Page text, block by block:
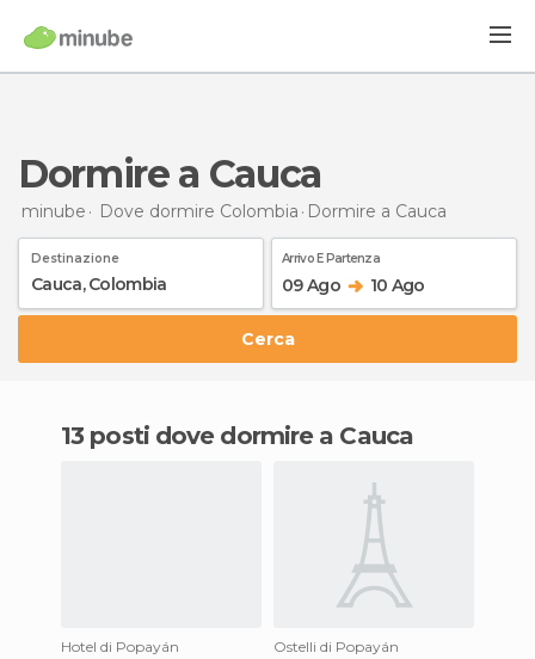
Dormire a Cauca
minube Dove dormire Colombia Dormire a Cauca
Destinazione Arrivo E Partenza
09 Ago 10 Ago
Cerca
13 posti dove dormire a Cauca
Hotel di Popayán
Ostelli di Popayán